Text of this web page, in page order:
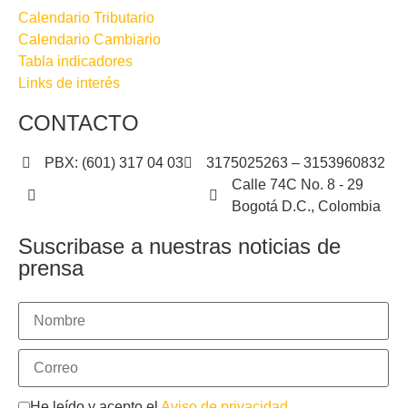
Calendario Tributario
Calendario Cambiario
Tabla indicadores
Links de interés
CONTACTO
PBX: (601) 317 04 03 3175025263 – 3153960832
Calle 74C No. 8 - 29
Bogotá D.C., Colombia
Suscribase a nuestras noticias de
prensa